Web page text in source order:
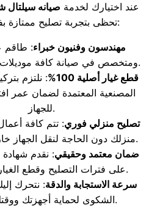
عند اختيارك لخدمة صيانه سيلتال
تحظى بتجربة تصليح ممتازة بفضل المقومات التالية:
مهندسون وفنيون خبراء: طاقم
ومتخصص في صيانة كافة موديلات أجهزة سيلتال.
قطع غيار أصلية 100%
: نلتزم
المصنعية المعتمدة لضمان عمر
للجهاز.
تصليح منزلي فوري: تتم كافة
منزلك دون الحاجة لنقل الجهاز خارج عتبة الباب.
ضمان معتمد وحقيقي: نقدم
على فترات التصليح وقطع الغيار المستبدلة.
سرعة الاستجابة والدقة: نتحرك
الشكوى لحماية أجهزتك ووقتك الثمين.